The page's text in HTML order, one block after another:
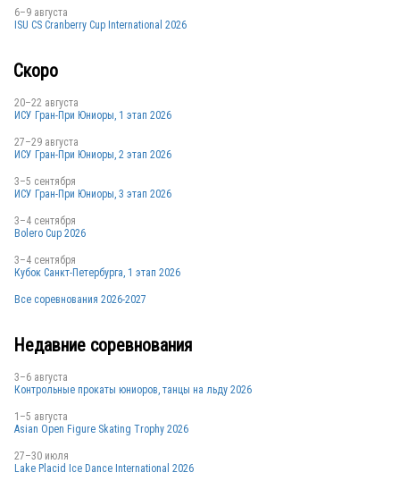
6–9 августа
ISU CS Cranberry Cup International 2026
Скоро
20–22 августа
ИСУ Гран-При Юниоры, 1 этап 2026
27–29 августа
ИСУ Гран-При Юниоры, 2 этап 2026
3–5 сентября
ИСУ Гран-При Юниоры, 3 этап 2026
3–4 сентября
Bolero Cup 2026
3–4 сентября
Кубок Санкт-Петербурга, 1 этап 2026
Все соревнования 2026-2027
Недавние соревнования
3–6 августа
Контрольные прокаты юниоров, танцы на льду 2026
1–5 августа
Asian Open Figure Skating Trophy 2026
27–30 июля
Lake Placid Ice Dance International 2026